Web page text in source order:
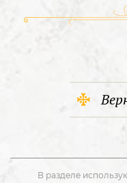
В разделе